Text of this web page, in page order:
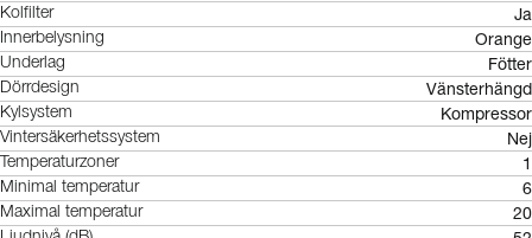
Kolfilter Ja
Innerbelysning Orange
Underlag Fötter
Dörrdesign Vänsterhängd
Kylsystem Kompressor
Vintersäkerhetssystem Nej
Temperaturzoner 1
Minimal temperatur 6
Maximal temperatur 20